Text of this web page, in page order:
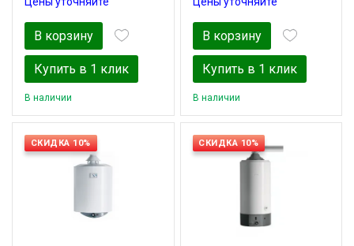
В корзину
Купить в 1 клик
В наличии
В корзину
Купить в 1 клик
В наличии
СКИДКА 10% СКИДКА 10%